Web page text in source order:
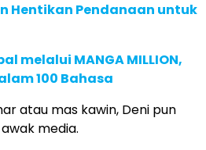
Hentikan Pendanaan untuk
melalui MANGA MILLION,
100 Bahasa
atau mas kawin, Deni pun
media.